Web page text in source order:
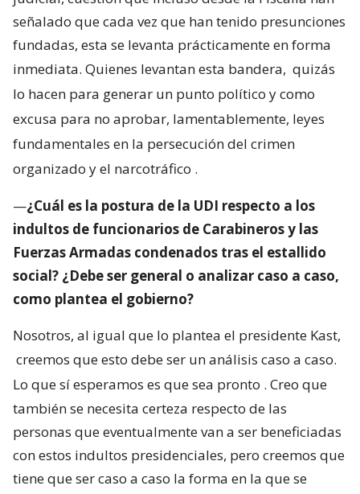
señalado que cada vez que han tenido presunciones
fundadas, esta se levanta prácticamente en forma
inmediata. Quienes levantan esta bandera, quizás
lo hacen para generar un punto político y como
excusa para no aprobar, lamentablemente, leyes
fundamentales en la persecución del crimen
organizado y el narcotráfico .
—¿Cuál es la postura de la UDI respecto a los
indultos de funcionarios de Carabineros y las
Fuerzas Armadas condenados tras el estallido
social? ¿Debe ser general o analizar caso a caso,
como plantea el gobierno?
Nosotros, al igual que lo plantea el presidente Kast,
creemos que esto debe ser un análisis caso a caso.
Lo que sí esperamos es que sea pronto . Creo que
también se necesita certeza respecto de las
personas que eventualmente van a ser beneficiadas
con estos indultos presidenciales, pero creemos que
tiene que ser caso a caso la forma en la que se